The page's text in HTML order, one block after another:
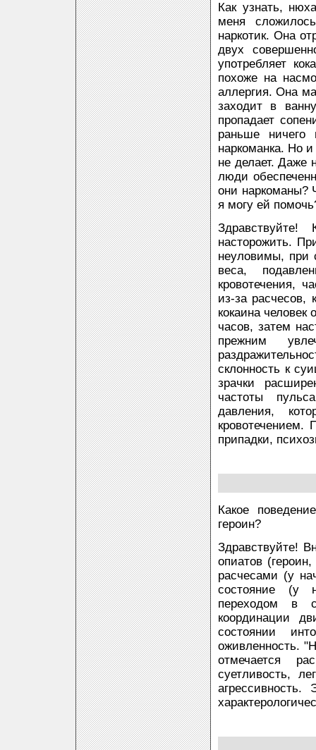
Как узнать,
меня
наркотик. Она
двух
употребляет
похоже на
аллергия. Она
заходит в
пропадает
раньше
наркоманка. Но
не делает. Даже
люди
они наркоманы?
я могу ей
насторожить.
неуловимы, при
веса,
кровотечения,
из-за расчесов,
кокаина
часов, затем
прежним
склонность к
зрачки
частоты
давления,
кровотечением.
припадки,
Какое
героин?
Здравствуйте!
опиатов
расчесами (у
состояние (у
переходом в
координации
состоянии
оживленность.
отмечается
суетливость,